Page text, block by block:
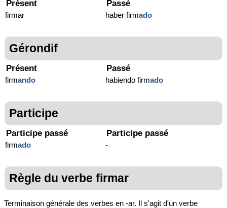
Présent
firmar
Passé
haber firmado
Gérondif
Présent
firmando
Passé
habiendo firmado
Participe
Participe passé
firmado
Participe passé
-
Règle du verbe firmar
Terminaison générale des verbes en -ar. Il s'agit d'un verbe